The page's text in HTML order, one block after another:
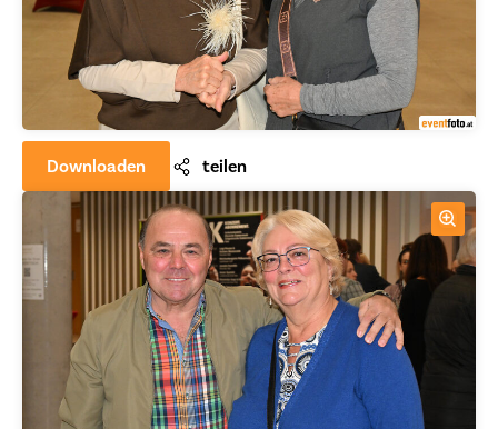
Downloaden teilen